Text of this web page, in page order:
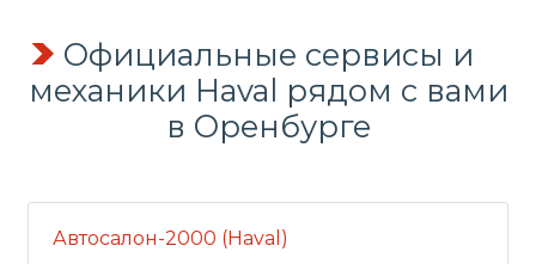
Официальные сервисы и
механики Haval рядом с вами
в Оренбурге
Автосалон-2000 (Haval)